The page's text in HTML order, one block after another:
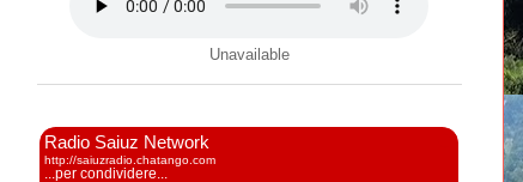
Unavailable